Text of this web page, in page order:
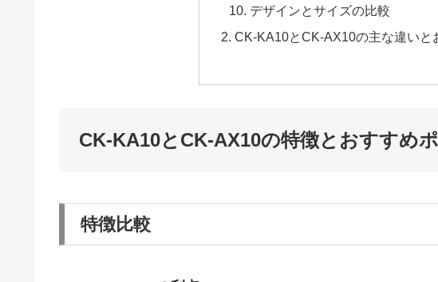
デザインとサイズの比較
CK-KA10とCK-AX10の主な違いと
CK-KA10とCK-AX10の特徴とおすすめ
特徴比較